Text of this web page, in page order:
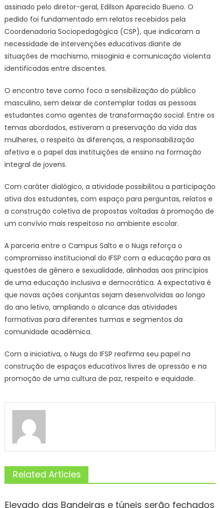
assinado pelo diretor-geral, Edilson Aparecido Bueno. O
pedido foi fundamentado em relatos recebidos pela
Coordenadoria Sociopedagógica (CSP), que indicaram a
necessidade de intervenções educativas diante de
situações de machismo, misoginia e comunicação violenta
identificadas entre discentes.
O encontro teve como foco a sensibilização do público
masculino, sem deixar de contemplar todas as pessoas
estudantes como agentes de transformação social. Entre os
temas abordados, estiveram a preservação da vida das
mulheres, o respeito às diferenças, a responsabilização
afetiva e o papel das instituições de ensino na formação
integral de jovens.
Com caráter dialógico, a atividade possibilitou a participação
ativa dos estudantes, com espaço para perguntas, relatos e
a construção coletiva de propostas voltadas à promoção de
um convívio mais respeitoso no ambiente escolar.
A parceria entre o Campus Salto e o Nugs reforça o
compromisso institucional do IFSP com a educação para as
questões de gênero e sexualidade, alinhadas aos princípios
de uma educação inclusiva e democrática. A expectativa é
que novas ações conjuntas sejam desenvolvidas ao longo
do ano letivo, ampliando o alcance das atividades
formativas para diferentes turmas e segmentos da
comunidade acadêmica.
Com a iniciativa, o Nugs do IFSP reafirma seu papel na
construção de espaços educativos livres de opressão e na
promoção de uma cultura de paz, respeito e equidade.
Related Articles
Elevado das Bandeiras e túneis serão fechados